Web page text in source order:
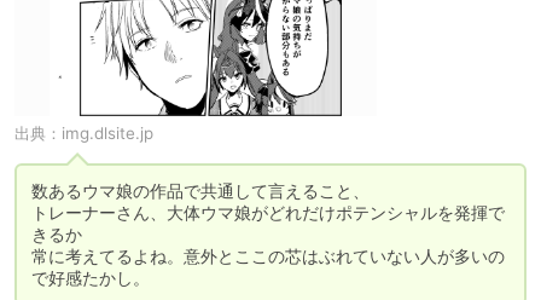
出典： img.dlsite.jp
数あるウマ娘の作品で共通して言えること、
トレーナーさん、大体ウマ娘がどれだけポテンシャルを発揮で
きるか
常に考えてるよね。意外とここの芯はぶれていない人が多いの
で好感たかし。